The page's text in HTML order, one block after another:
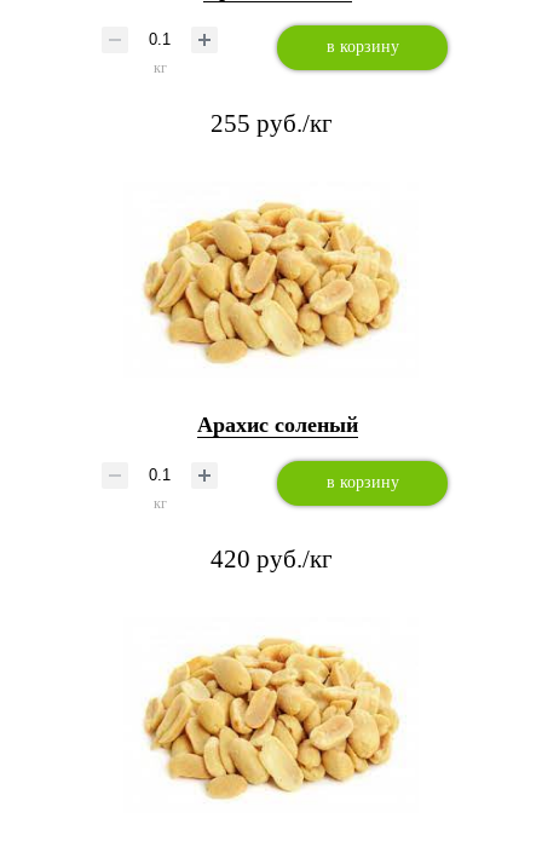
кг
в корзину
255 руб./кг
Арахис соленый
кг
в корзину
420 руб./кг